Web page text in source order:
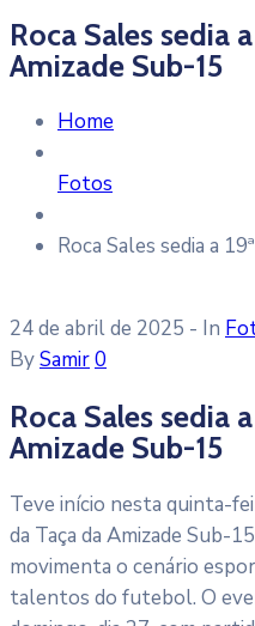
Roca Sales sedia
Amizade Sub-15
Home
Fotos
Roca Sales sedia a
24 de abril de 2025 - In
BySamir0
Roca Sales sedia
Amizade Sub-15
Teve início nesta quinta-
da Taça da Amizade Sub-
movimenta o cenário
talentos do futebol. O